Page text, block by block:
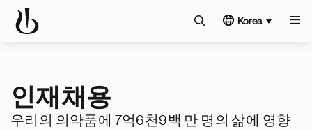
Korea
인재채용
우리의 의약품에 7억6천9백 만 명의 삶에 영향